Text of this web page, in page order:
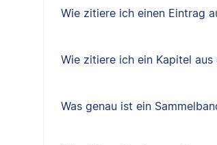
Wie zitiere ich einen Eintrag
Wie zitiere ich ein Kapitel aus
Was genau ist ein